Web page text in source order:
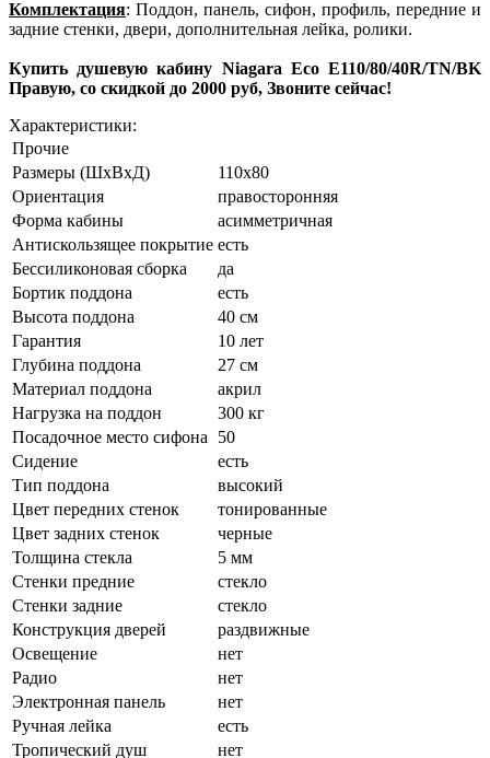
Комплектация: Поддон, панель, сифон, профиль, передние и
задние стенки, двери, дополнительная лейка, ролики.
Купить душевую кабину Niagara Eco E110/80/40R/TN/BK
Правую, со скидкой до 2000 руб, Звоните сейчас!
Характеристики:
Прочие
Размеры (ШхВхД)
110x80
Ориентация
правосторонняя
Форма кабины
асимметричная
Антискользящее покрытие есть
Беcсиликоновая сборка
да
Бортик поддона
есть
Высота поддона
40 см
Гарантия
10 лет
Глубина поддона
27 см
Материал поддона
акрил
Нагрузка на поддон
300 кг
Посадочное место сифона
50
Сидение
есть
Тип поддона
высокий
Цвет передних стенок
тонированные
Цвет задних стенок
черные
Толщина стекла
5 мм
Стенки предние
стекло
Стенки задние
стекло
Конструкция дверей
раздвижные
Освещение
нет
Радио
нет
Электронная панель
нет
Ручная лейка
есть
Тропический душ
нет